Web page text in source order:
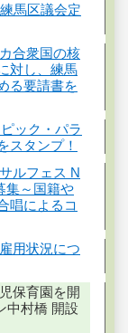
馬区議会定
合衆国の核
対し、練馬
る要請書を
ック・パラ
スタンプ！
ルフェス N
集～国籍や
唱によるコ
用状況につ
保育園を開
中村橋 開設